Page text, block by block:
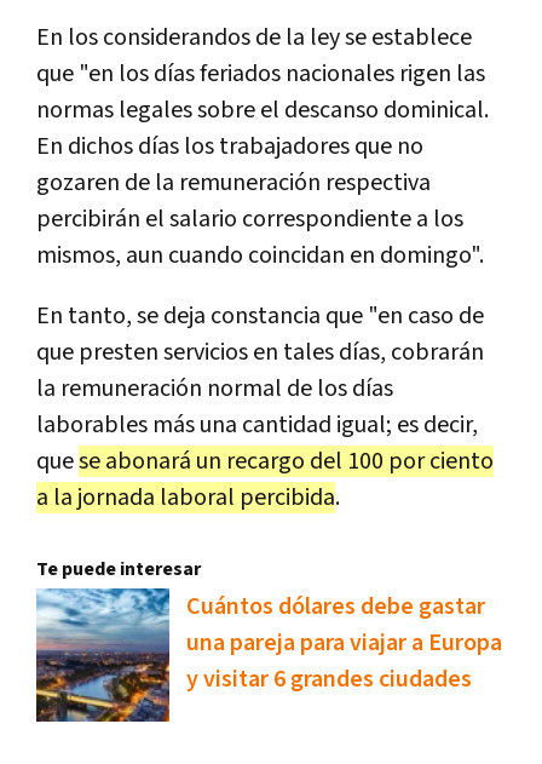
En los considerandos de la ley se establece
que "en los días feriados nacionales rigen las
normas legales sobre el descanso dominical.
En dichos días los trabajadores que no
gozaren de la remuneración respectiva
percibirán el salario correspondiente a los
mismos, aun cuando coincidan en domingo".
En tanto, se deja constancia que "en caso de
que presten servicios en tales días, cobrarán
la remuneración normal de los días
laborables más una cantidad igual; es decir,
quese abonará un recargo del 100 por ciento
a la jornada laboral percibida.
Te puede interesar
Cuántos dólares debe gastar
una pareja para viajar a Europa
y visitar 6 grandes ciudades